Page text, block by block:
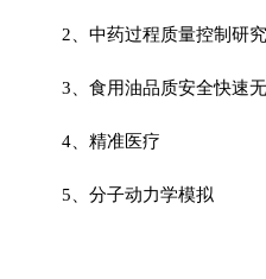
2、中药过程质量控制研究
3、食用油品质安全快速
4、精准医疗
5、分子动力学模拟